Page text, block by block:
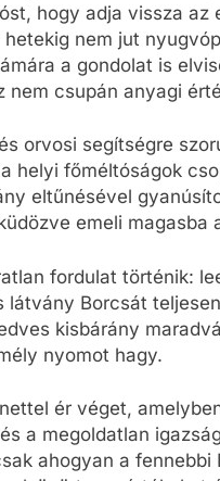
hogy adja vissza
nem jut
a gondolat is
nem csupán anyagi
orvosi segítségre
helyi főméltóságok
eltűnésével
emeli
fordulat történik:
látvány Borcsát
kisbárány
nyomot hagy.
ér véget,
a megoldatlan
ahogyan a